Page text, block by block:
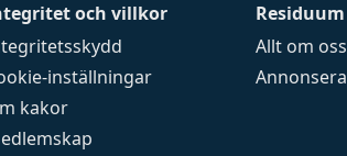
och villkor
inställningar
kakor
Residuum
Allt om oss
Annonsera